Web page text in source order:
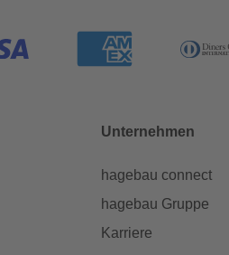
Unternehmen
hagebau connect
hagebau Gruppe
Karriere